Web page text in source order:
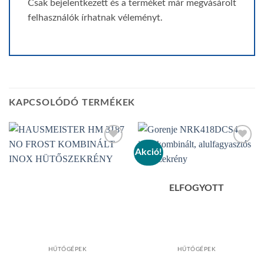
Csak bejelentkezett és a terméket már megvásárolt
felhasználók írhatnak véleményt.
KAPCSOLÓDÓ TERMÉKEK
wishlist
HŰTŐGÉPEK
Akció!
ELFOGYOTT
HŰTŐGÉPEK